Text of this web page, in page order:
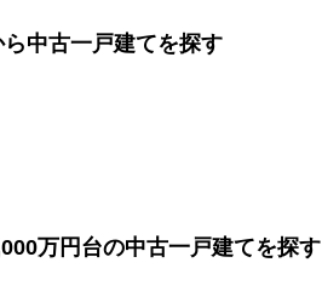
中古一戸建てを探す
万円台の中古一戸建てを探す